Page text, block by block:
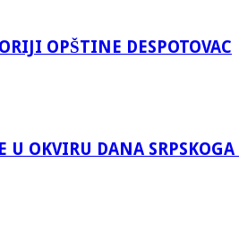
OPŠTINE DESPOTOVAC
U OKVIRU DANA